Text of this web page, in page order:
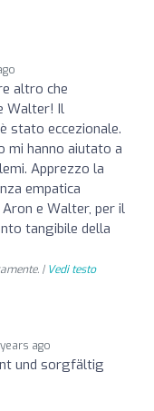
altro che
Walter! Il
stato eccezionale.
mi hanno aiutato a
Apprezzo la
empatica
e Walter, per il
tangibile della
| Vedi testo
ago
und sorgfältig